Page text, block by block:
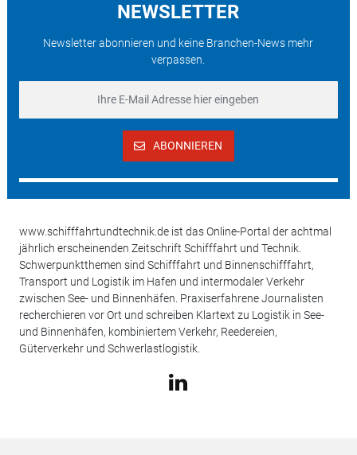
NEWSLETTER
Newsletter abonnieren und keine Branchen-News mehr
verpassen.
ABONNIEREN
www.schifffahrtundtechnik.de ist das Online-Portal der achtmal
jährlich erscheinenden Zeitschrift Schifffahrt und Technik.
Schwerpunktthemen sind Schifffahrt und Binnenschifffahrt,
Transport und Logistik im Hafen und intermodaler Verkehr
zwischen See- und Binnenhäfen. Praxiserfahrene Journalisten
recherchieren vor Ort und schreiben Klartext zu Logistik in See-
und Binnenhäfen, kombiniertem Verkehr, Reedereien,
Güterverkehr und Schwerlastlogistik.